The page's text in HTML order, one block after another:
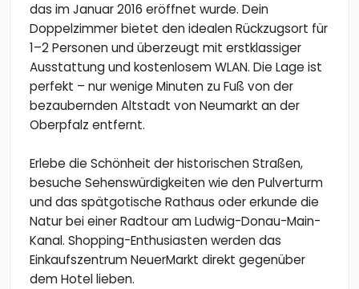
das im Januar 2016 eröffnet wurde. Dein
Doppelzimmer bietet den idealen Rückzugsort für
1–2 Personen und überzeugt mit erstklassiger
Ausstattung und kostenlosem WLAN. Die Lage ist
perfekt – nur wenige Minuten zu Fuß von der
bezaubernden Altstadt von Neumarkt an der
Oberpfalz entfernt.
Erlebe die Schönheit der historischen Straßen,
besuche Sehenswürdigkeiten wie den Pulverturm
und das spätgotische Rathaus oder erkunde die
Natur bei einer Radtour am Ludwig-Donau-Main-
Kanal. Shopping-Enthusiasten werden das
Einkaufszentrum NeuerMarkt direkt gegenüber
dem Hotel lieben.